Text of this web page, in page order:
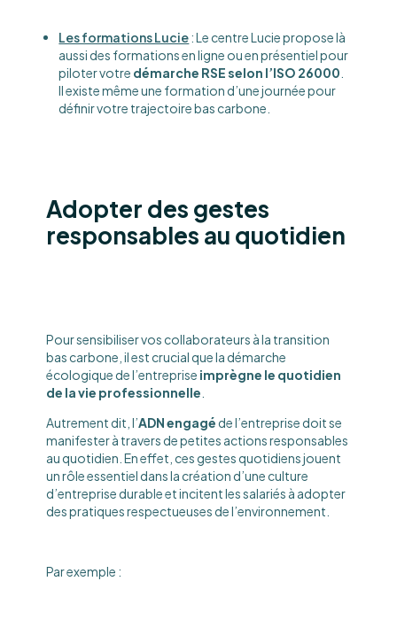
Les formations Lucie: Le centre Lucie propose là
aussi des formations en ligne ou en présentiel pour
piloter votre démarche RSE selon l’ISO 26000
Il existe même une formation d’une journée pour
définir votre trajectoire bas carbone.
Adopter des gestes
responsables au quotidien
Pour sensibiliser vos collaborateurs à la transition
bas carbone, il est crucial que la démarche
écologique de l’entreprise imprègne le quotidien
de la vie professionnelle
Autrement dit, l’ADN engagé de l’entreprise doit se
manifester à travers de petites actions responsables
au quotidien. En effet, ces gestes quotidiens jouent
un rôle essentiel dans la création d’une culture
d’entreprise durable et incitent les salariés à adopter
des pratiques respectueuses de l’environnement.
Par exemple :